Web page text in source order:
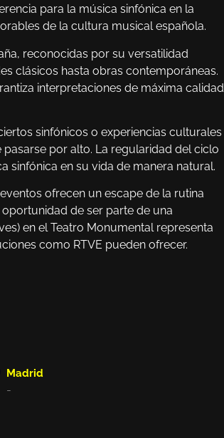
para la música sinfónica en la
de la cultura musical española.
reconocidas por su versatilidad
clásicos hasta obras contemporáneas.
interpretaciones de máxima calidad
sinfónicos o experiencias culturales
por alto. La regularidad del ciclo
sinfónica en su vida de manera natural.
ofrecen un escape de la rutina
de ser parte de una
en el Teatro Monumental representa
como RTVE pueden ofrecer.
Madrid
-